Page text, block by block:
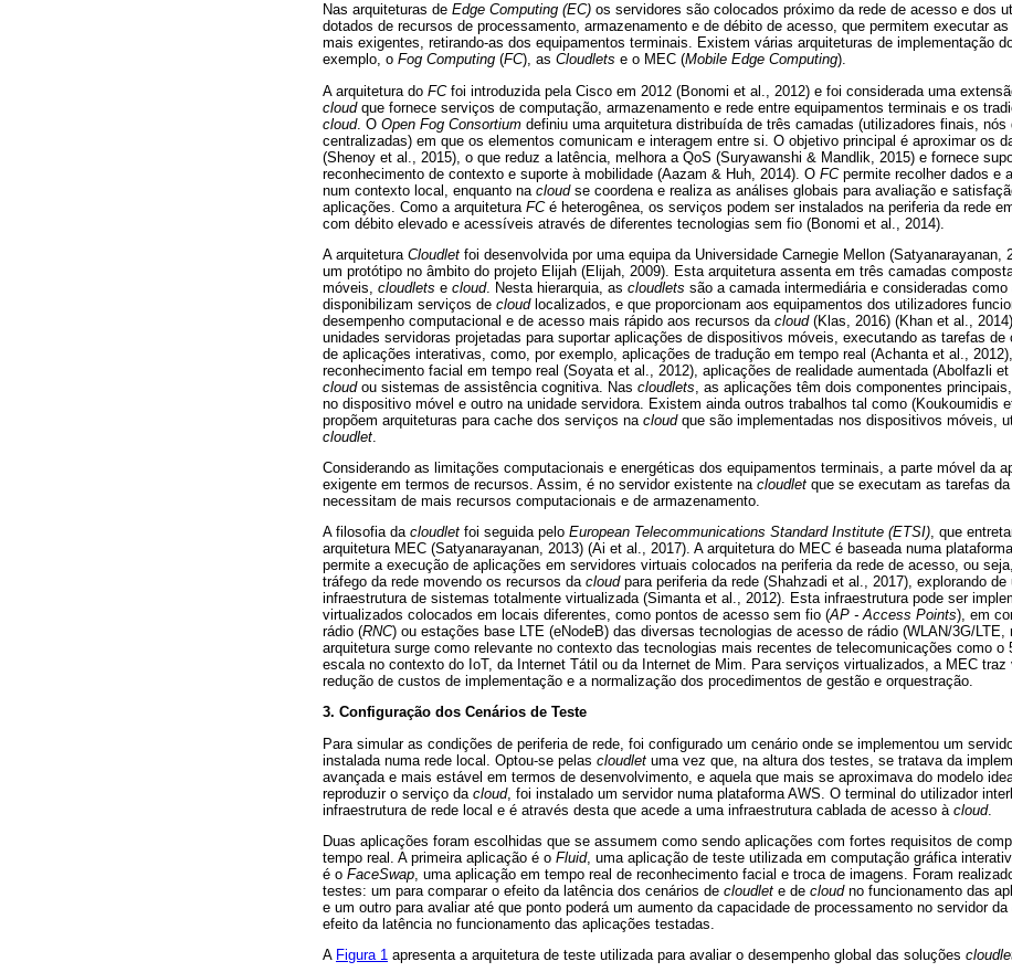
Nas arquiteturas de Edge Computing (EC) os servidores são colocados próximo da rede de acesso e dos
dotados de recursos de processamento, armazenamento e de débito de acesso, que permitem executar
mais exigentes, retirando-as dos equipamentos terminais. Existem várias arquiteturas de implementação
exemplo, o Fog Computing (FC), as Cloudlets e o MEC (Mobile Edge Computing).
A arquitetura do FC foi introduzida pela Cisco em 2012 (Bonomi et al., 2012) e foi considerada uma
cloud que fornece serviços de computação, armazenamento e rede entre equipamentos terminais e os
cloud. O Open Fog Consortium definiu uma arquitetura distribuída de três camadas (utilizadores finais, nós
centralizadas) em que os elementos comunicam e interagem entre si. O objetivo principal é aproximar os
(Shenoy et al., 2015), o que reduz a latência, melhora a QoS (Suryawanshi & Mandlik, 2015) e fornece
reconhecimento de contexto e suporte à mobilidade (Aazam & Huh, 2014). O FCpermite recolher dados e
num contexto local, enquanto na cloud se coordena e realiza as análises globais para avaliação e
aplicações. Como a arquitetura FCé heterogênea, os serviços podem ser instalados na periferia da rede
com débito elevado e acessíveis através de diferentes tecnologias sem fio (Bonomi et al., 2014).
A arquitetura Cloudlet foi desenvolvida por uma equipa da Universidade Carnegie Mellon (Satyanarayanan,
um protótipo no âmbito do projeto Elijah (Elijah, 2009). Esta arquitetura assenta em três camadas
móveis, cloudlets e cloud. Nesta hierarquia, as cloudlets são a camada intermediária e consideradas como
disponibilizam serviços de cloudlocalizados, e que proporcionam aos equipamentos dos utilizadores
desempenho computacional e de acesso mais rápido aos recursos da cloud (Klas, 2016) (Khan et al.,
unidades servidoras projetadas para suportar aplicações de dispositivos móveis, executando as tarefas de
de aplicações interativas, como, por exemplo, aplicações de tradução em tempo real (Achanta et al.,
reconhecimento facial em tempo real (Soyata et al., 2012), aplicações de realidade aumentada (Abolfazli
cloudou sistemas de assistência cognitiva. Nas cloudlets , as aplicações têm dois componentes
no dispositivo móvel e outro na unidade servidora. Existem ainda outros trabalhos tal como (Koukoumidis
propõem arquiteturas para cache dos serviços na cloudque são implementadas nos dispositivos móveis,
cloudlet
Considerando as limitações computacionais e energéticas dos equipamentos terminais, a parte móvel da
exigente em termos de recursos. Assim, é no servidor existente na cloudlet que se executam as tarefas
necessitam de mais recursos computacionais e de armazenamento.
A filosofia da cloudlet foi seguida pelo European Telecommunications Standard Institute (ETSI), que
arquitetura MEC (Satyanarayanan, 2013) (Ai et al., 2017). A arquitetura do MEC é baseada numa
permite a execução de aplicações em servidores virtuais colocados na periferia da rede de acesso, ou
tráfego da rede movendo os recursos da cloudpara periferia da rede (Shahzadi et al., 2017), explorando
infraestrutura de sistemas totalmente virtualizada (Simanta et al., 2012). Esta infraestrutura pode ser
virtualizados colocados em locais diferentes, como pontos de acesso sem fio (AP - Access Points), em
rádio (RNC) ou estações base LTE (eNodeB) das diversas tecnologias de acesso de rádio (WLAN/3G/
arquitetura surge como relevante no contexto das tecnologias mais recentes de telecomunicações como o
escala no contexto do IoT, da Internet Tátil ou da Internet de Mim. Para serviços virtualizados, a MEC traz
redução de custos de implementação e a normalização dos procedimentos de gestão e orquestração.
3. Configuração dos Cenários de Teste
Para simular as condições de periferia de rede, foi configurado um cenário onde se implementou um
instalada numa rede local. Optou-se pelas cloudlet uma vez que, na altura dos testes, se tratava da
avançada e mais estável em termos de desenvolvimento, e aquela que mais se aproximava do modelo
reproduzir o serviço da cloud, foi instalado um servidor numa plataforma AWS. O terminal do utilizador
infraestrutura de rede local e é através desta que acede a uma infraestrutura cablada de acesso à cloud.
Duas aplicações foram escolhidas que se assumem como sendo aplicações com fortes requisitos de
tempo real. A primeira aplicação é o Fluid, uma aplicação de teste utilizada em computação gráfica
é o FaceSwap , uma aplicação em tempo real de reconhecimento facial e troca de imagens. Foram
testes: um para comparar o efeito da latência dos cenários de cloudlet e de cloud no funcionamento das
e um outro para avaliar até que ponto poderá um aumento da capacidade de processamento no servidor da
efeito da latência no funcionamento das aplicações testadas.
A Figura 1 apresenta a arquitetura de teste utilizada para avaliar o desempenho global das soluções